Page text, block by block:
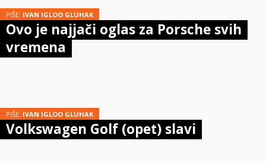
PIŠE: IVAN IGLOO GLUHAK
Ovo je najjači oglas za Porsche svih
vremena
PIŠE: IVAN IGLOO GLUHAK
Volkswagen Golf (opet) slavi